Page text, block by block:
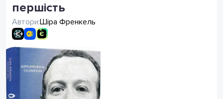
першість
Автори:Шіра Френкель